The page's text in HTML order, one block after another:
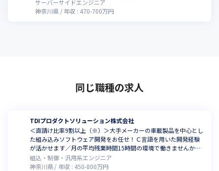
サーバーサイドエンジニア
神奈川県
年収 : 470-700万円
同じ職種の求人
TDIプロダクトソリューション株式会社
＜直請け比率9割以上（※）＞大手メーカーの車載製品を中心とし
た組み込みソフトウェア開発をお任せ！Ｃ言語を用いた開発経験
が活かせます／月の平均残業時間15時間の環境で働きませんか
（※いずれも、2024年8月時点）
組込・制御・汎用系エンジニア
神奈川県
年収 : 450-800万円